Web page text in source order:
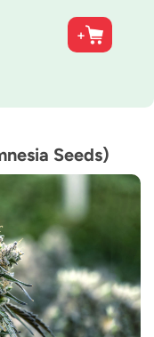
cultivo
Seeds)